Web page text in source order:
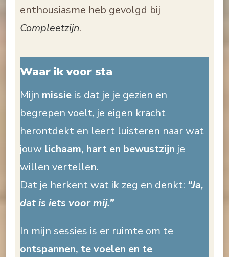
enthousiasme heb gevolgd bij
Compleetzijn.
Waar ik voor sta
Mijn missie is dat je je gezien en
begrepen voelt, je eigen kracht
herontdekt en leert luisteren naar wat
jouw lichaam, hart en bewustzijn je
willen vertellen.
Dat je herkent wat ik zeg en denkt: “Ja,
dat is iets voor mij.”
In mijn sessies is er ruimte om te
ontspannen, te voelen en te